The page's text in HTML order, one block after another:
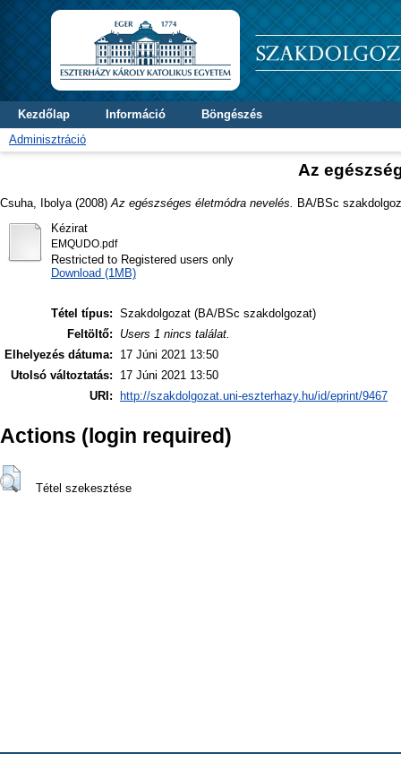
Kezdőlap Információ
Böngészés
Adminisztráció
Az
Csuha, Ibolya (2008) Az egészséges életmódra nevelés.
BA/BSc
Kézirat
EMQUDO.pdf
Restricted to Registered users only
Download (1MB)
Tétel típus: Szakdolgozat (BA/BSc szakdolgozat)
Feltöltő:
Users 1 nincs találat.
Elhelyezés dátuma:
17 Júni 2021 13:50
Utolsó változtatás:
17 Júni 2021 13:50
URI:
http://szakdolgozat.uni-eszterhazy.hu/id/eprint/9467
Actions (login required)
Tétel szekesztése